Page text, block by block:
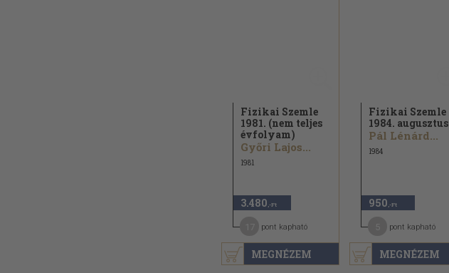
MEGNÉZEM
Fizikai Szemle
1981. (nem teljes
évfolyam)
Győri Lajos...
1981
3.480 ,-Ft
pont kapható
MEGNÉZEM
Fizikai Szemle
1984. augusztus
Pál Lénárd...
1984
950 ,-Ft
pont kapható